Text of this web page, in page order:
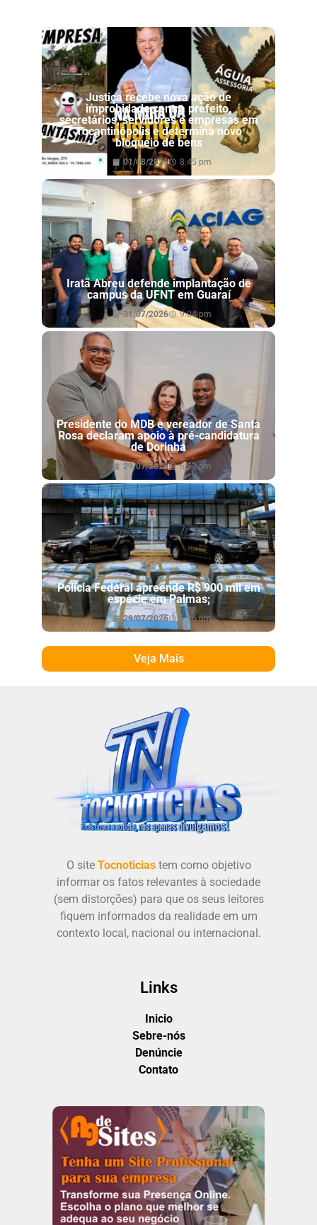
Justiça recebe nova ação de
improbidade contra prefeito,
secretários, servidores e empresas em
Tocantinópolis e determina novo
bloqueio de bens
01/08/2026 8:45 pm
Iratã Abreu defende implantação de
campus da UFNT em Guaraí
31/07/2026 9:04 pm
Presidente do MDB e vereador de Santa
Rosa declaram apoio à pré-candidatura
de Dorinha
29/07/2026 6:53 pm
Polícia Federal apreende R$ 900 mil em
espécie em Palmas;
29/07/2026 6:46 pm
Veja Mais
O site Tocnoticiastem como objetivo
informar os fatos relevantes à sociedade
(sem distorções) para que os seus leitores
fiquem informados da realidade em um
contexto local, nacional ou internacional.
Links
Inicio
Sebre-nós
Denúncie
Contato